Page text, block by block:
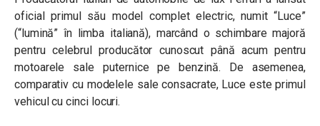
oficial primul său model complet electric, numit “Luce”
(“lumină” în limba italiană), marcând o schimbare majoră
pentru celebrul producător cunoscut până acum pentru
motoarele sale puternice pe benzină. De asemenea,
comparativ cu modelele sale consacrate, Luce este primul
vehicul cu cinci locuri.